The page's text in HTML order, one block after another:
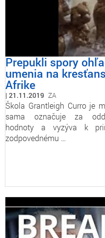
Prepukli spory
umenia na
Afrike
21.11.2019 ZA
Škola Grantleigh Curro je
sama označuje za
hodnoty a vyzýva k
zodpovednému …